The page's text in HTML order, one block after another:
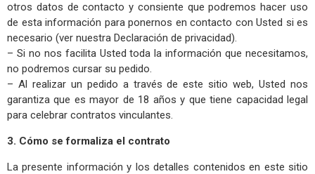
otros datos de contacto y consiente que podremos hacer uso
de esta información para ponernos en contacto con Usted si es
necesario (ver nuestra Declaración de privacidad).
– Si no nos facilita Usted toda la información que necesitamos,
no podremos cursar su pedido.
– Al realizar un pedido a través de este sitio web, Usted nos
garantiza que es mayor de 18 años y que tiene capacidad legal
para celebrar contratos vinculantes.
3. Cómo se formaliza el contrato
La presente información y los detalles contenidos en este sitio